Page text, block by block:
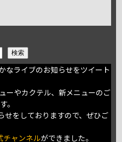
検索
なライブのお知らせをツイート
ーやカクテル、新メニューのご
。
せをしておりますので、ぜひご
チャンネルができました。